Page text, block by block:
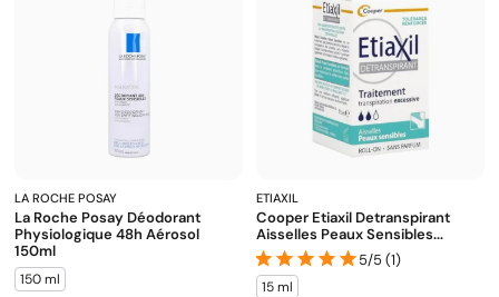
LA ROCHE POSAY
La Roche Posay Déodorant
Physiologique 48h Aérosol
150ml
150 ml
ETIAXIL
Cooper Etiaxil Detranspirant
Aisselles Peaux Sensibles...
5/5 (1)
15 ml